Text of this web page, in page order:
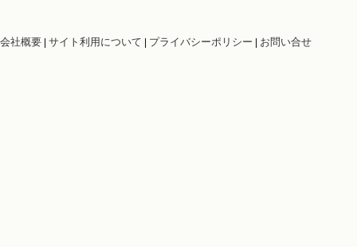
会社概要 サイト利用について プライバシーポリシー お問い合せ